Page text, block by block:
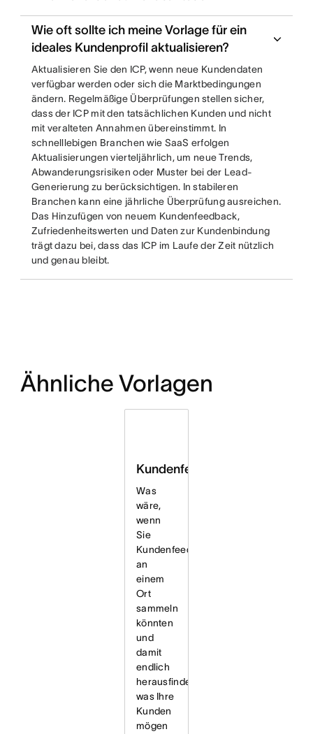
Wie oft sollte ich meine Vorlage für ein
ideales Kundenprofil aktualisieren?
Aktualisieren Sie den ICP, wenn neue Kundendaten
verfügbar werden oder sich die Marktbedingungen
ändern. Regelmäßige Überprüfungen stellen sicher,
dass der ICP mit den tatsächlichen Kunden und nicht
mit veralteten Annahmen übereinstimmt. In
schnelllebigen Branchen wie SaaS erfolgen
Aktualisierungen vierteljährlich, um neue Trends,
Abwanderungsrisiken oder Muster bei der Lead-
Generierung zu berücksichtigen. In stabileren
Branchen kann eine jährliche Überprüfung ausreichen.
Das Hinzufügen von neuem Kundenfeedback,
Zufriedenheitswerten und Daten zur Kundenbindung
trägt dazu bei, dass das ICP im Laufe der Zeit nützlich
und genau bleibt.
Ähnliche Vorlagen
Kundenfeedback
Was
wäre,
wenn
Sie
Kundenfeedback
an
einem
Ort
sammeln
könnten
und
damit
endlich
herausfinden,
was Ihre
Kunden
mögen